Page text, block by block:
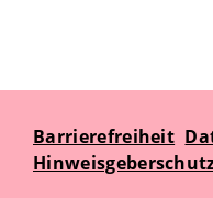
Barrierefreiheit